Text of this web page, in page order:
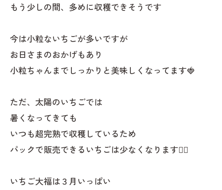
もう少しの間、多めに収穫できそうです
今は小粒ないちごが多いですが
お日さまのおかげもあり
小粒ちゃんまでしっかりと美味しくなってます🍓
ただ、太陽のいちごでは
暑くなってきても
いつも超完熟で収穫しているため
パックで販売できるいちごは少なくなります🙇‍♂️
いちご大福は３月いっぱい